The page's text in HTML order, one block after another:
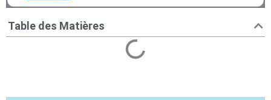
Table des Matières